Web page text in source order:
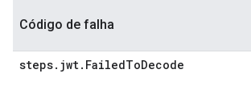
Código de falha
steps.jwt.FailedToDecode